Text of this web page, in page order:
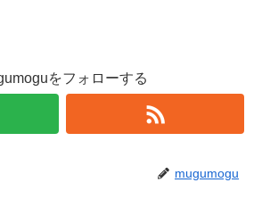
をフォローする
mugumogu